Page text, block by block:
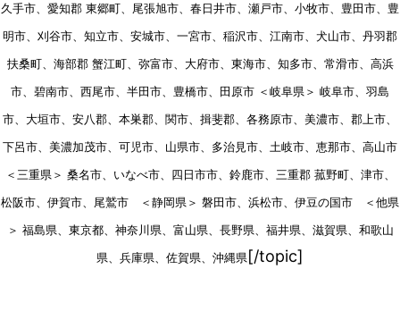
久手市、愛知郡 東郷町、尾張旭市、春日井市、瀬戸市、小牧市、豊田市、豊
明市、刈谷市、知立市、安城市、一宮市、稲沢市、江南市、犬山市、丹羽郡
扶桑町、海部郡 蟹江町、弥富市、大府市、東海市、知多市、常滑市、高浜
市、碧南市、西尾市、半田市、豊橋市、田原市 ＜岐阜県＞ 岐阜市、羽島
市、大垣市、安八郡、本巣郡、関市、揖斐郡、各務原市、美濃市、郡上市、
下呂市、美濃加茂市、可児市、山県市、多治見市、土岐市、恵那市、高山市
＜三重県＞ 桑名市、いなべ市、四日市市、鈴鹿市、三重郡 菰野町、津市、
松阪市、伊賀市、尾鷲市 ＜静岡県＞ 磐田市、浜松市、伊豆の国市 ＜他県
＞ 福島県、東京都、神奈川県、富山県、長野県、福井県、滋賀県、和歌山
県、兵庫県、佐賀県、沖縄県[/topic]